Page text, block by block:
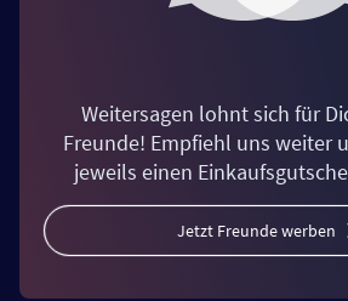
Weitersagen lohnt sich für
Freunde! Empfiehl uns weiter
jeweils einen
Jetzt Freunde werben